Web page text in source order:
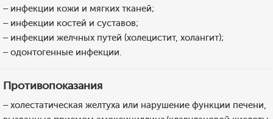
– инфекции кожи и мягких тканей;
– инфекции костей и суставов;
– инфекции желчных путей (холецистит, холангит);
– одонтогенные инфекции.
Противопоказания
– холестатическая желтуха или нарушение функции печени,